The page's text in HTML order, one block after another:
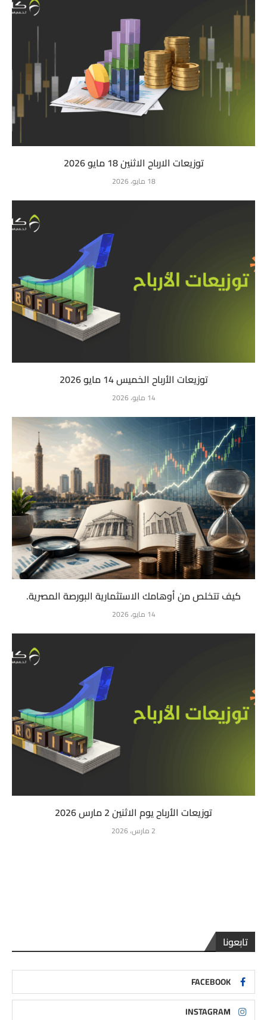
توزيعات الارباح الاثنين 18 مايو 2026
18 مايو، 2026
توزيعات الأرباح الخميس 14 مايو 2026
14 مايو، 2026
كيف تتخلص من أوهامك الاستثمارية البورصة المصرية.
14 مايو، 2026
توزيعات الأرباح يوم الاثنين 2 مارس 2026
2 مارس، 2026
تابعونا
FACEBOOK
INSTAGRAM